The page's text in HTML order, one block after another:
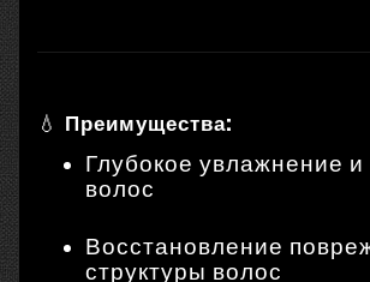
💧 Преимущества:
Глубокое увлажнение и
волос
Восстановление
структуры волос